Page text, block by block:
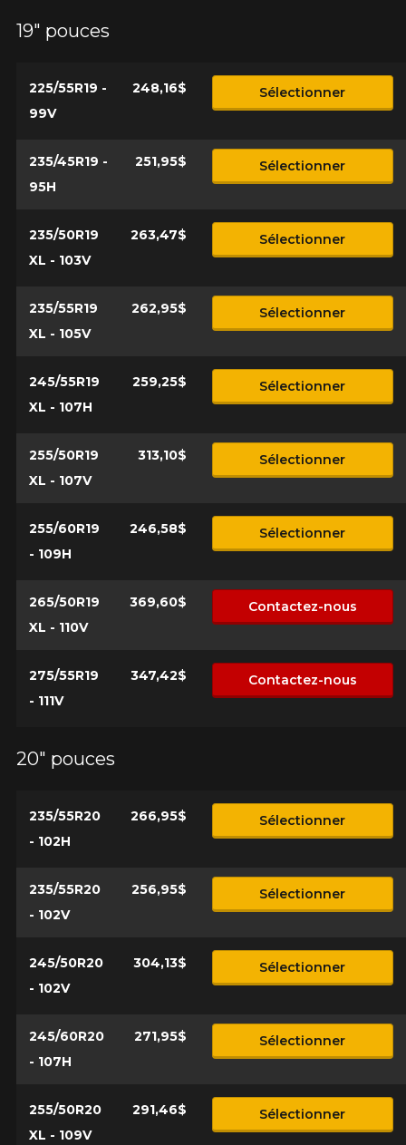
19" pouces
225/55R19 -
99V
248,16$ Sélectionner
235/45R19 -
95H
251,95$ Sélectionner
235/50R19
XL - 103V
263,47$ Sélectionner
235/55R19
XL - 105V
262,95$ Sélectionner
245/55R19
XL - 107H
259,25$ Sélectionner
255/50R19
XL - 107V
313,10$ Sélectionner
255/60R19
- 109H
246,58$ Sélectionner
265/50R19
XL - 110V
369,60$ Contactez-nous
275/55R19
- 111V
347,42$ Contactez-nous
20" pouces
235/55R20
- 102H
266,95$ Sélectionner
235/55R20
- 102V
256,95$ Sélectionner
245/50R20
- 102V
304,13$ Sélectionner
245/60R20
- 107H
271,95$ Sélectionner
255/50R20
XL - 109V
291,46$ Sélectionner